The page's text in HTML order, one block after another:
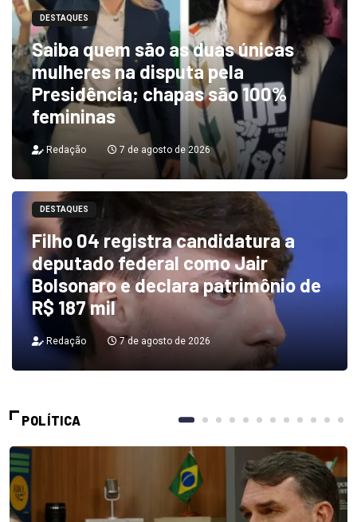
DESTAQUES
Saiba quem são as duas únicas
mulheres na disputa pela
Presidência; chapas são 100%
femininas
Redação 7 de agosto de 2026
DESTAQUES
Filho 04 registra candidatura a
deputado federal como Jair
Bolsonaro e declara patrimônio de
R$ 187 mil
Redação 7 de agosto de 2026
POLÍTICA